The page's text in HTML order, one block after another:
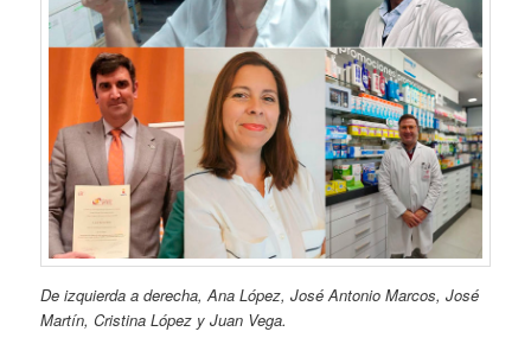
De izquierda a derecha, Ana López, José Antonio Marcos, José
Martín, Cristina López y Juan Vega.